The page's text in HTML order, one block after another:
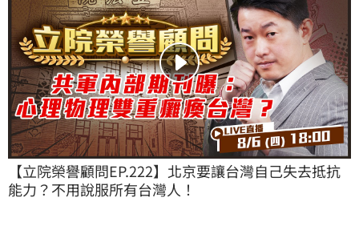
【立院榮譽顧問EP.222】北京要讓台灣自己失去抵抗
能力？不用說服所有台灣人！